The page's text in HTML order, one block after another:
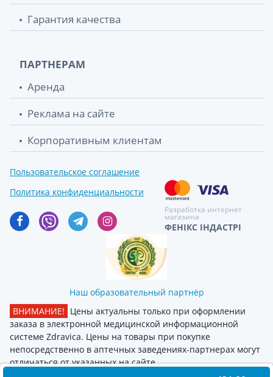
Гарантия качества
ПАРТНЕРАМ
Аренда
Реклама на сайте
Корпоративным клиентам
Пользовательское соглашение
Политика конфиденциальности
Разработка интернет
магазина
ФЕНІКС ІНДАСТРІ
Наш образовательный партнёр
ВНИМАНИЕ! Цены актуальны только при оформлении
заказа в электронной медицинской информационной
системе Zdravica. Цены на товары при покупке
непосредственно в аптечных заведениях-партнерах могут
отличаться от указанных на сайте